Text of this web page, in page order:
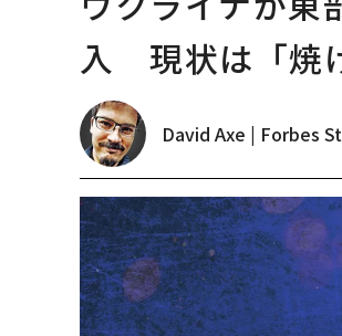
入 現状は「焼
David Axe | Forbes